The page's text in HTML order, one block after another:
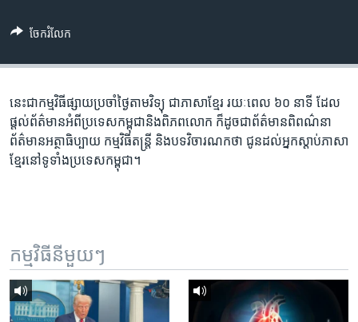
ចូល​
ស្វែង​
បណ្តាញ​សង្គម
ភាសា
ចែករំលែក
នេះ​ជា​កម្ម​វិធី​ផ្សាយ​ប្រចាំ​ថ្ងៃ​តាម​វិទ្យុ ​ជាភាសា​ខ្មែរ​ រយៈ​ពេល​ ៦០​ នាទី ដែល​
ផ្តល់​ព័ត៌មាន​អំពី​ប្រទេស​កម្ពុជា​និង​ពិភព​លោក ​ក៏ដូច​ជា​ព័ត៌មាន​ពិពណ៌នា
ព័ត៌មាន​អត្ថាធិប្បាយ​ កម្ម​វិធី​តន្ត្រី ​និង​បទ​វិចារណកថា​ ជូន​ដល់​អ្នក​ស្តាប់​ភាសា​
ខ្មែរ​នៅ​ទូទាំង​ប្រទេស​កម្ពុជា។
កម្មវិធី​នីមួយៗ